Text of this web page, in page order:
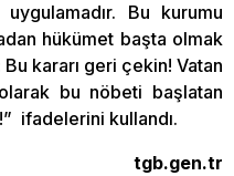
Bu kurumu
hükümet başta olmak
kararı geri çekin! Vatan
bu nöbeti başlatan
ifadelerini kullandı.
tgb.gen.tr